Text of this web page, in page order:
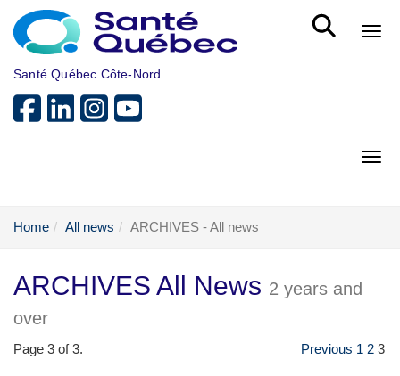
Skip to main content
Santé Québec Côte-Nord
Home All news ARCHIVES - All news
ARCHIVES All News 2 years and
over
Page 3 of 3. Previous 1 2 3